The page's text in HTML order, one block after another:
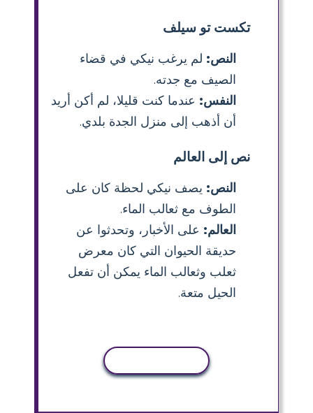
تكست تو سيلف
النص: لم يرغب نيكي في قضاء
الصيف مع جدته.
النفس: عندما كنت قليلا، لم أكن أريد
أن أذهب إلى منزل الجدة بلدي.
نص إلى العالم
النص: يصف نيكي لحظة كان على
الطوف مع ثعالب الماء.
العالم: على الأخبار، وتحدثوا عن
حديقة الحيوان التي كان معرض
ثعلب وثعالب الماء يمكن أن تفعل
الحيل متعة.